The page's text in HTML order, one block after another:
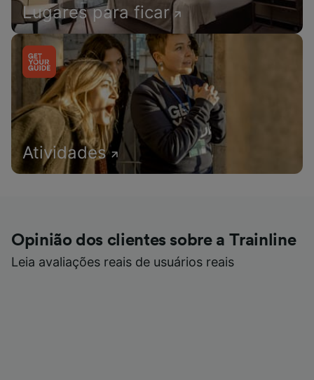
Lugares para ficar
Atividades
Opinião dos clientes sobre a Trainline
Leia avaliações reais de usuários reais